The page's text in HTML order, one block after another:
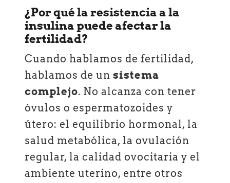
¿Por qué la resistencia a la
insulina puede afectar la
fertilidad?
Cuando hablamos de fertilidad,
hablamos de unsistema
complejo. No alcanza con tener
óvulos o espermatozoides y
útero: el equilibrio hormonal, la
salud metabólica, la ovulación
regular, la calidad ovocitaria y el
ambiente uterino, entre otros